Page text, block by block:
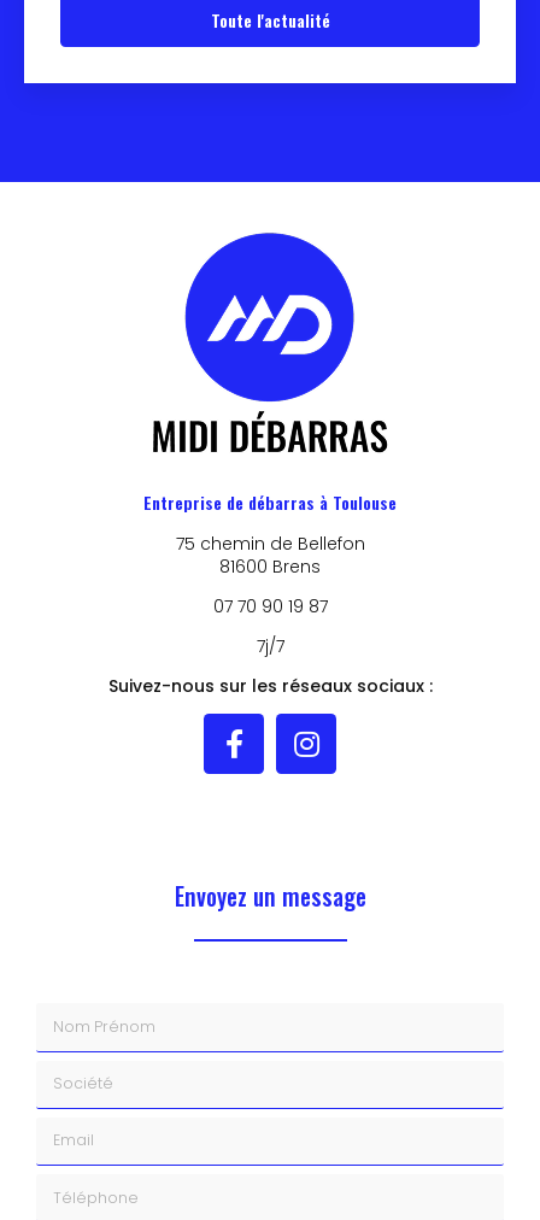
Toute l'actualité
Entreprise de débarras à Toulouse
75 chemin de Bellefon
81600 Brens
07 70 90 19 87
7j/7
Suivez-nous sur les réseaux sociaux :
Envoyez un message